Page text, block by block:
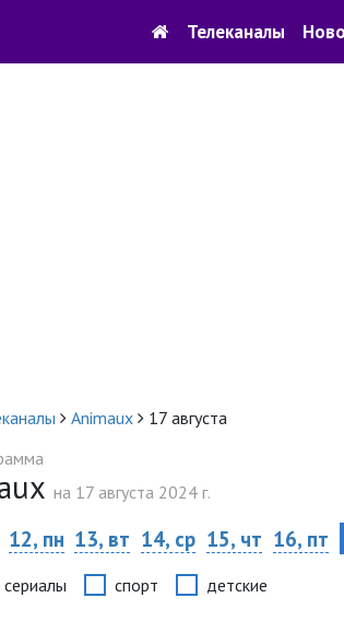
Телеканалы
Animaux
17 августа
на 17 августа 2024 г.
12, пн 13, вт 14, ср 15, чт 16, пт
сериалы спорт детские